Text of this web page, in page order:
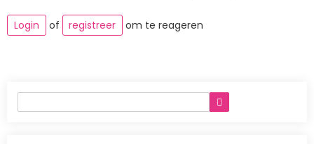
Login of registreer om te reageren